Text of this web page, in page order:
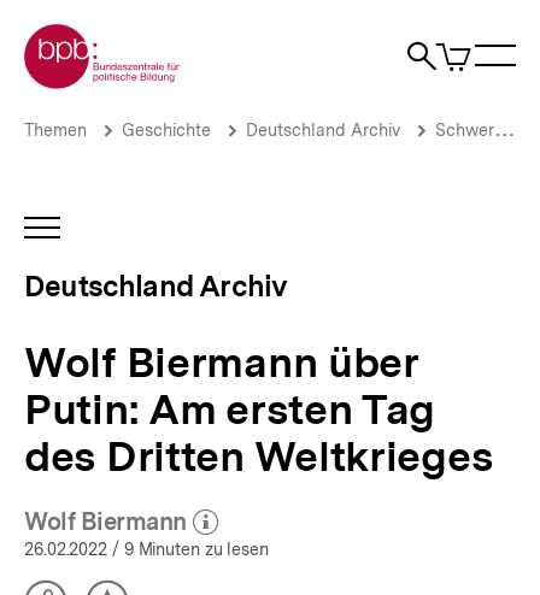
zum
Seiteninhalt
springen
Zur Startseite der bpb
Suche
Artikel
im
Wolf
Am
ersten
des
Deutschland
Archiv
bpb.de
Brotkrümelnavigation
Pfadnavigation
Themen Geschichte Deutschland Archiv Schwerpunkte
INHALTSNAVIGATION
Deutschland Archiv
Wolf Biermann über
Putin: Am ersten Tag
des Dritten Weltkrieges
Wolf Biermann
(Mehr zum Autor)
öffnen
26.02.2022 / 9 Minuten zu lesen